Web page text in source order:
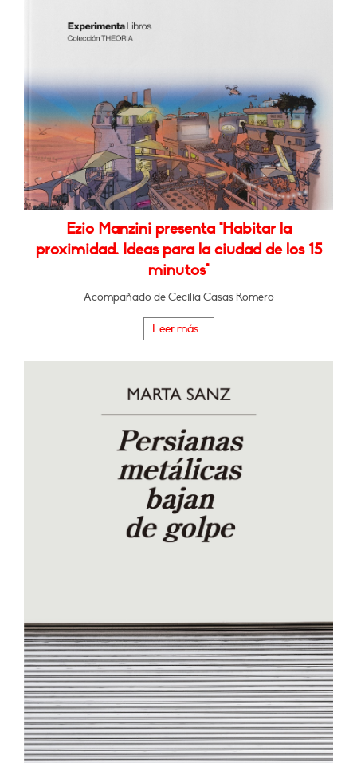
Ezio Manzini presenta "Habitar la
proximidad. Ideas para la ciudad de los 15
minutos"
Acompañado de Cecilia Casas Romero
Leer más...